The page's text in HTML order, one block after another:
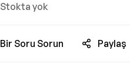
Stokta yok
Bir Soru Sorun Paylaş